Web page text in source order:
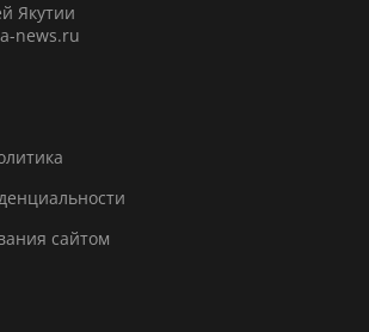
Якутии
news.ru
сайтом